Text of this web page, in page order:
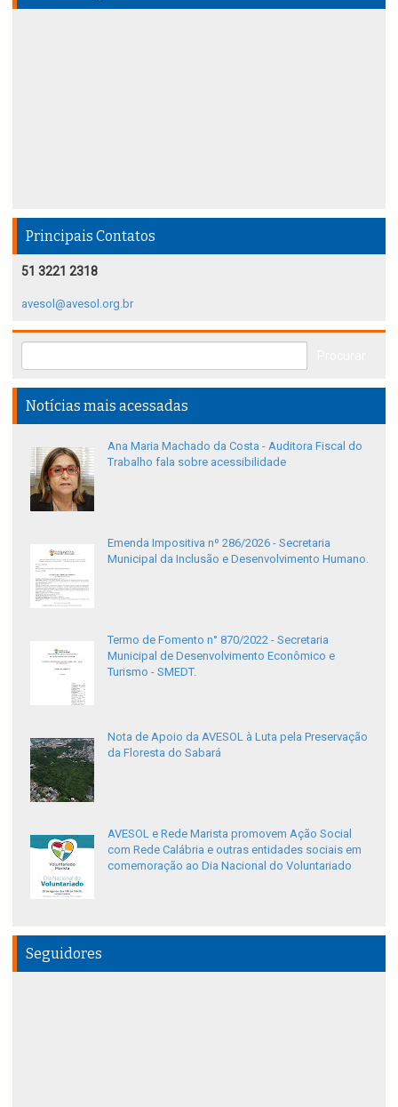
Principais Contatos
51 3221 2318
avesol@avesol.org.br
Notícias mais acessadas
Ana Maria Machado da Costa - Auditora Fiscal do
Trabalho fala sobre acessibilidade
Emenda Impositiva nº 286/2026 - Secretaria
Municipal da Inclusão e Desenvolvimento Humano.
Termo de Fomento n° 870/2022 - Secretaria
Municipal de Desenvolvimento Econômico e
Turismo - SMEDT.
Nota de Apoio da AVESOL à Luta pela Preservação
da Floresta do Sabará
AVESOL e Rede Marista promovem Ação Social
com Rede Calábria e outras entidades sociais em
comemoração ao Dia Nacional do Voluntariado
Seguidores